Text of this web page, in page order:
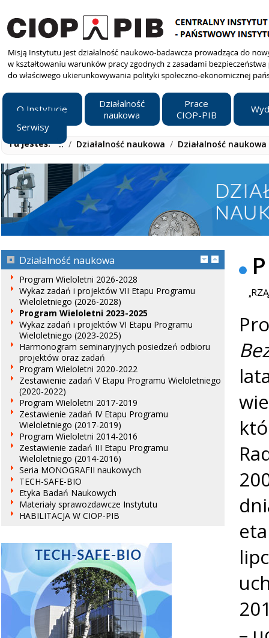
O Instytucie
Działalność
naukowa
Prace
CIOP-PIB
Serwisy
Tu jesteś: ../ Działalność naukowa / Działalność
Działalność naukowa
Program Wieloletni 2026-2028
Wykaz zadań i projektów VII Etapu Programu
Wieloletniego (2026-2028)
Program Wieloletni 2023-2025
Wykaz zadań i projektów VI Etapu Programu
Wieloletniego (2023-2025)
Harmonogram seminaryjnych posiedzeń odbioru
projektów oraz zadań
Program Wieloletni 2020-2022
Zestawienie zadań V Etapu Programu Wieloletniego
(2020-2022)
Program Wieloletni 2017-2019
Zestawienie zadań IV Etapu Programu
Wieloletniego (2017-2019)
Program Wieloletni 2014-2016
Zestawienie zadań III Etapu Programu
Wieloletniego (2014-2016)
Seria MONOGRAFII naukowych
TECH-SAFE-BIO
Etyka Badań Naukowych
Materiały sprawozdawcze Instytutu
HABILITACJA W CIOP-PIB